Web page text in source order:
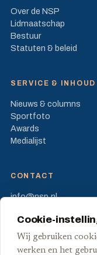
Over de NSP
Lidmaatschap
Bestuur
Statuten & beleid
SERVICE & INHOUD
Nieuws & columns
Sportfoto
Awards
Medialijst
CONTACT
info@nsp.nl
2595 BM Den Haag
Cookie-
Wij gebruiken
werken en het